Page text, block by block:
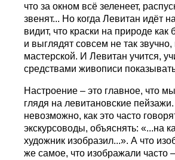
что за окном всё зеленеет,
звенят... Но когда Левитан идёт
видит, что краски на природе как
и выглядят совсем не так звучно,
мастерской. И Левитан учится,
средствами живописи
Настроение – это главное, что
глядя на левитановские
невозможно, как это часто
экскурсоводы, объяснять: «...на
художник изобразил...». А что
же самое, что изображали часто –